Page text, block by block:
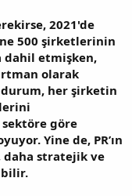
2021'de
500 şirketlerinin
dahil etmişken,
olarak
durum, her şirketin
göre
Yine de, PR’ın
daha stratejik ve